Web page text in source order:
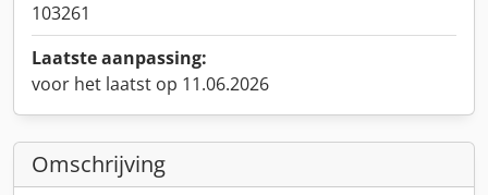
103261
Laatste aanpassing:
voor het laatst op 11.06.2026
Omschrijving